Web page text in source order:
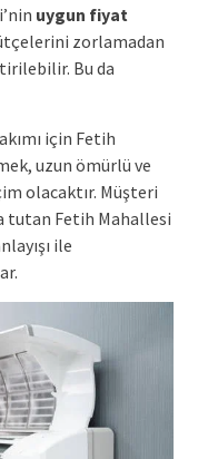
uygun fiyat
zorlamadan
Bu da
için Fetih
uzun ömürlü ve
olacaktır. Müşteri
tutan Fetih Mahallesi
ile